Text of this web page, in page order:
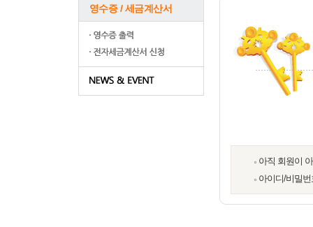
영수증 / 세금계산서
아직 회원이
아이디/비밀